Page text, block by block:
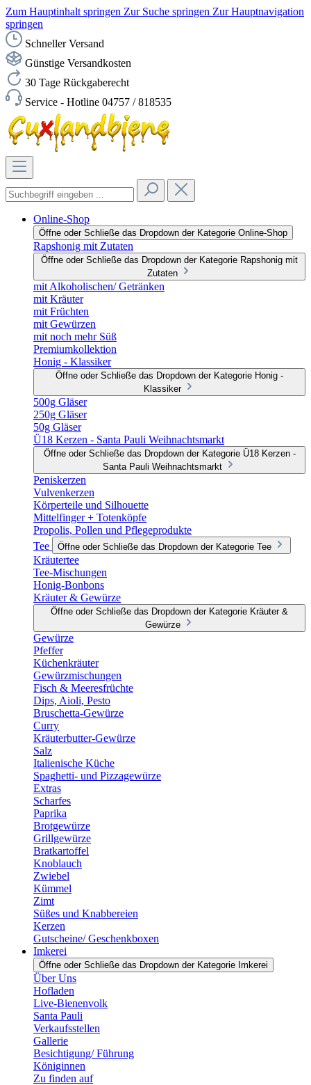
Zum Hauptinhalt springen Zur Suche springen Zur Hauptnavigation
springen
Schneller Versand
Günstige Versandkosten
30 Tage Rückgaberecht
Service - Hotline 04757 / 818535
Online-Shop
Öffne oder Schließe das Dropdown der Kategorie Online-Shop
Rapshonig mit Zutaten
Öffne oder Schließe das Dropdown der Kategorie Rapshonig mit
Zutaten
mit Alkoholischen/ Getränken
mit Kräuter
mit Früchten
mit Gewürzen
mit noch mehr Süß
Premiumkollektion
Honig - Klassiker
Öffne oder Schließe das Dropdown der Kategorie Honig -
Klassiker
500g Gläser
250g Gläser
50g Gläser
Ü18 Kerzen - Santa Pauli Weihnachtsmarkt
Öffne oder Schließe das Dropdown der Kategorie Ü18 Kerzen -
Santa Pauli Weihnachtsmarkt
Peniskerzen
Vulvenkerzen
Körperteile und Silhouette
Mittelfinger + Totenköpfe
Propolis, Pollen und Pflegeprodukte
Tee
Öffne oder Schließe das Dropdown der Kategorie Tee
Kräutertee
Tee-Mischungen
Honig-Bonbons
Kräuter & Gewürze
Öffne oder Schließe das Dropdown der Kategorie Kräuter &
Gewürze
Gewürze
Pfeffer
Küchenkräuter
Gewürzmischungen
Fisch & Meeresfrüchte
Dips, Aioli, Pesto
Bruschetta-Gewürze
Curry
Kräuterbutter-Gewürze
Salz
Italienische Küche
Spaghetti- und Pizzagewürze
Extras
Scharfes
Paprika
Brotgewürze
Grillgewürze
Bratkartoffel
Knoblauch
Zwiebel
Kümmel
Zimt
Süßes und Knabbereien
Kerzen
Gutscheine/ Geschenkboxen
Imkerei
Öffne oder Schließe das Dropdown der Kategorie Imkerei
Über Uns
Hofladen
Live-Bienenvolk
Santa Pauli
Verkaufsstellen
Gallerie
Besichtigung/ Führung
Königinnen
Zu finden auf